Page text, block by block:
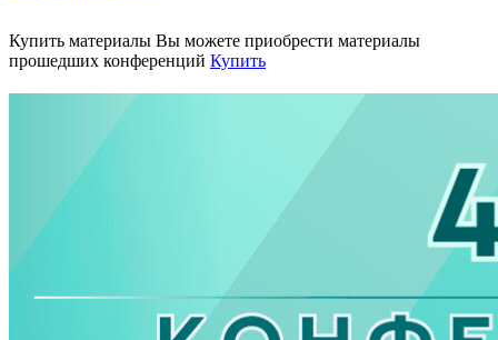
Купить материалы Вы можете приобрести материалы
прошедших конференций Купить